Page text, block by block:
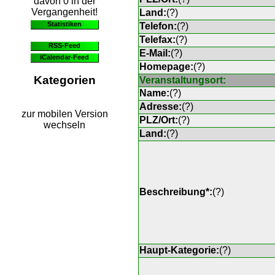
Vergangenheit!
Statistiken
RSS-Feed
iCalendar-Feed
Kategorien
zur mobilen Version
wechseln
Land:(?)
Telefon:(?)
Telefax:(?)
E-Mail:(?)
Homepage:(?)
Veranstaltungsort:
Name:(?)
Adresse:(?)
PLZ/Ort:(?)
Land:(?)
Beschreibung*:(?)
Haupt-Kategorie:(?)